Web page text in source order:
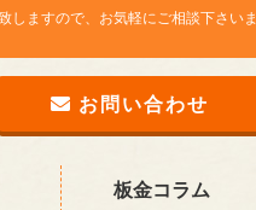
しますので、お気軽にご相談下さいま
お問い合わせ
板金コラム